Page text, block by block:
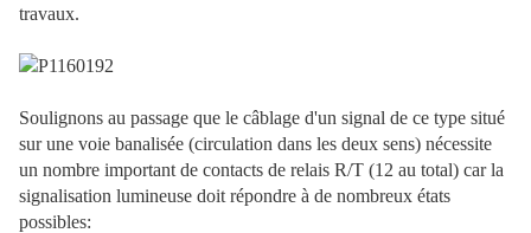
travaux.
Soulignons au passage que le câblage d'un signal de ce type situé
sur une voie banalisée (circulation dans les deux sens) nécessite
un nombre important de contacts de relais R/T (12 au total) car la
signalisation lumineuse doit répondre à de nombreux états
possibles: